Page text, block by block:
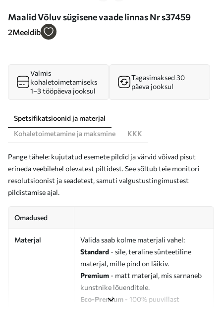
Maalid Võluv sügisene vaade linnas Nr s37459
2Meeldib
Valmis
kohaletoimetamiseks
1–3 tööpäeva jooksul
Tagasimaksed 30
päeva jooksul
Spetsifikatsioonid ja materjal
Kohaletoimetamine ja maksmine
KKK
Pange tähele: kujutatud esemete pildid ja värvid võivad pisut
erineda veebilehel olevatest piltidest. See sõltub teie monitori
resolutsioonist ja seadetest, samuti valgustustingimustest
pildistamise ajal.
Omadused
Materjal
Valida saab kolme materjali vahel:
Standard - sile, teraline sünteetiline
materjal, mille pind on läikiv.
Premium - matt materjal, mis sarnaneb
kunstnike lõuenditele.
Eco-Premium - 100% puuvillast